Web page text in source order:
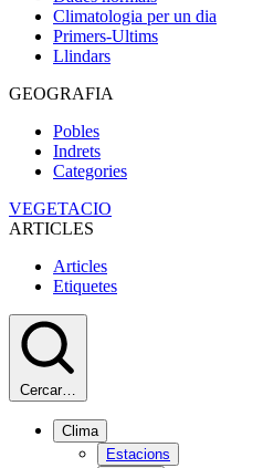
Climatologia per un dia
Primers-Ultims
Llindars
GEOGRAFIA
Pobles
Indrets
Categories
VEGETACIO
ARTICLES
Articles
Etiquetes
Cercar…
Clima
Estacions